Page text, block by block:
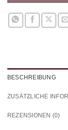
BESCHREIBUNG
ZUSÄTZLICHE
REZENSIONEN (0)